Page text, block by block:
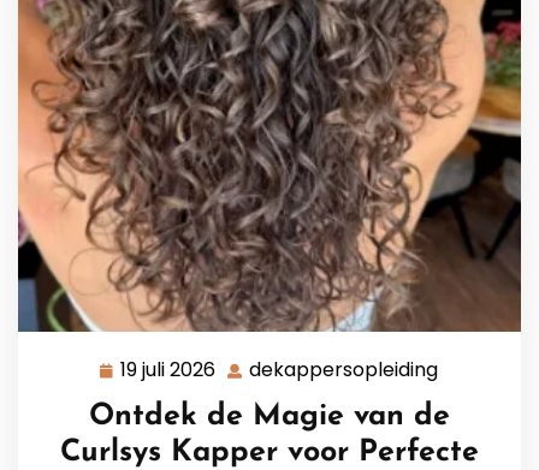
19 juli 2026 19
juli
2026
dekappersopleiding
Ontdek de Magie van de
Curlsys Kapper voor Perfecte